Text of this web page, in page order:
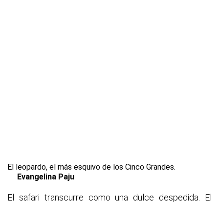
El leopardo, el más esquivo de los Cinco Grandes.
Evangelina Paju
El safari transcurre como una dulce despedida. El